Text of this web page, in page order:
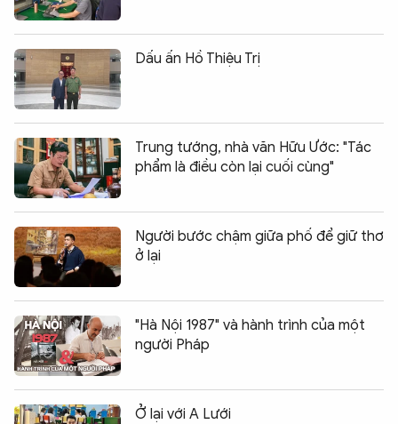
Dấu ấn Hồ Thiệu Trị
Trung tướng, nhà văn Hữu Ước: "Tác
phẩm là điều còn lại cuối cùng"
Người bước chậm giữa phố để giữ thơ
ở lại
"Hà Nội 1987" và hành trình của một
người Pháp
Ở lại với A Lưới